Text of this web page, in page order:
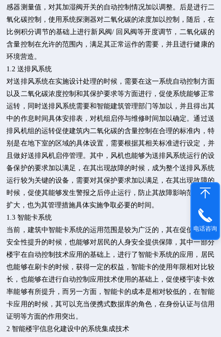
感器测量值，对其加湿阀开关的自动控制情况加以调整。后是进行二
氧化碳控制，使用系统探测器对二氧化碳的浓度加以控制，随后，在
比例积分调节的基础上进行新风阀/ 回风阀等开度调节，二氧化碳的
含量控制在允许的范围内，满足其正常运作的需要，并且进行健康的
环境营造。
1.2 送排风系统
对送排风系统在实施设计处理的时候，需要在这一系统自动控制方面
以及二氧化碳浓度控制和其保护要求等方面进行，促使系统能够正常
运转，同时送排风系统需要和智能建筑管理部门等加以，并且得出其
中的作息时间具体安排表，对机组启停与维修时间加以确定。通过送
排风机组的运转促使建筑内二氧化碳的含量控制在合理的标准内，特
别是在地下室的区域的具体设置，需要根据其相关标准进行设定，并
且做好送排风机启停管理。其中，风机也能够为送排风系统运行的设
备保护的要求加以满足，在其出现故障的时候，成为整个送排风系统
运行较为关键的设备，需要对其保护要求加以满足，在其出现故障的
时候，促使其能够发生警报之后停止运行，防止其故障影响范围出现
扩大，也为其管理措施具体实施争取必要的时间。
1.3 智能卡系统
当前，建筑中智能卡系统的运用范围是较为广泛的，其在促使楼宇的
安全性提升的时候，也能够对居民的人身安全提供保障，其中一部分
楼宇在自动控制技术应用的基础上，进行了智能卡系统的应用，居民
也能够在刷卡的时候，获得一定的权益，智能卡的使用年限相对比较
长，也能够在进行自动控制应用技术使用的基础上，促使楼宇读卡效
率能够有所提升，而另一方面，智能卡的成本是相对较低的，在智能
卡应用的时候，其可以充当便携式数据库的角色，在身份认证与信用
证明等方面的作用突出。
2 智能楼宇信息化建设中的系统集成技术
电话咨询